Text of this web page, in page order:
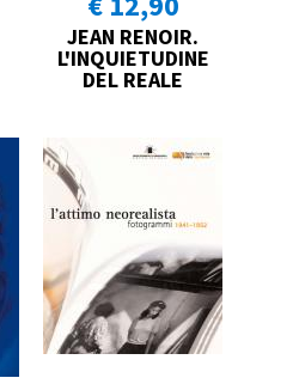
JEAN RENOIR.
L'INQUIETUDINE
DEL REALE